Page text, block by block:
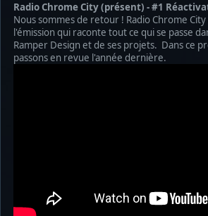
Radio Chrome City (présent) - #1
Nous sommes de retour ! Radio Chrome
l'émission qui raconte tout ce qui se passe
Ramper Design et de ses projets. Dans ce
passons en revue l'année dernière.